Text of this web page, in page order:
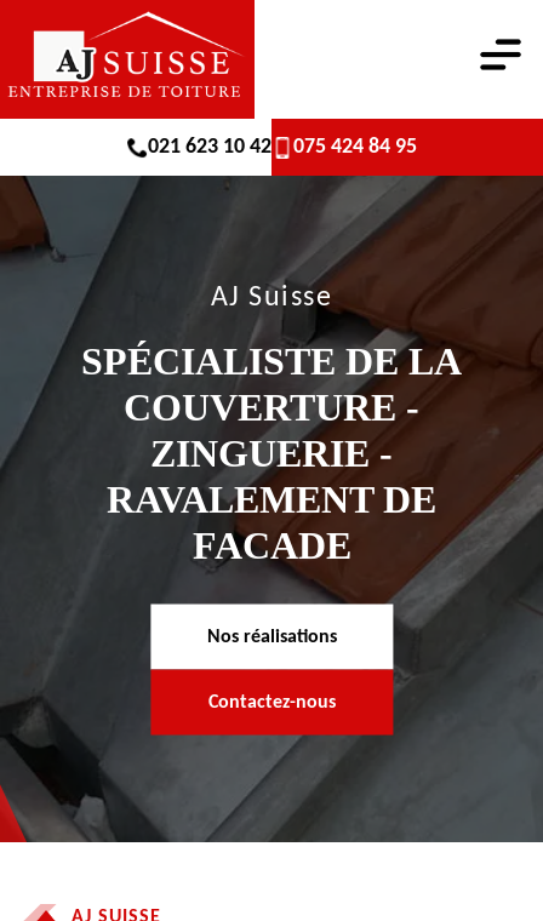
021 623 10 42 075 424 84 95
AJ Suisse
SPÉCIALISTE DE LA
COUVERTURE -
ZINGUERIE -
RAVALEMENT DE
FACADE
Nos réalisations
Contactez-nous